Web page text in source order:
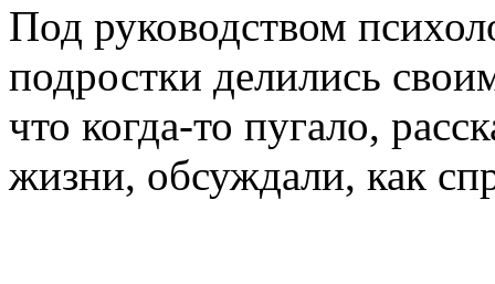
Под руководством
подростки делились
что когда-то пугало,
жизни, обсуждали, как